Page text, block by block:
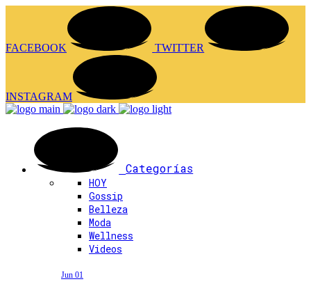
FACEBOOK TWITTER
INSTAGRAM
Categorías
HOY
Gossip
Belleza
Moda
Wellness
Videos
Jun 01